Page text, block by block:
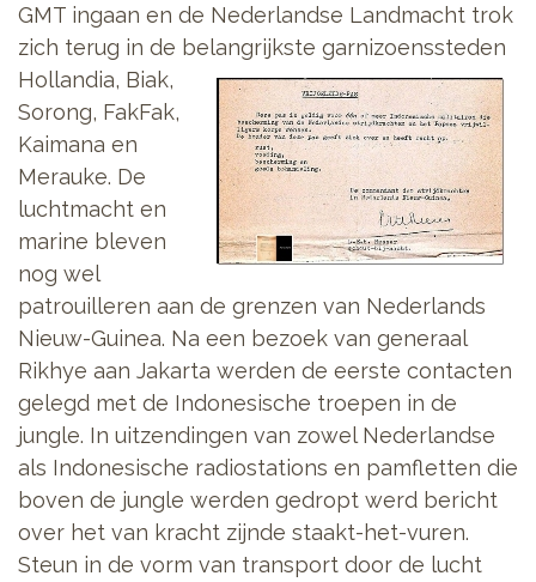
GMT ingaan en de Nederlandse Landmacht trok
zich terug in de belangrijkste garnizoenssteden
Hollandia, Biak,
Sorong, FakFak,
Kaimana en
Merauke. De
luchtmacht en
marine bleven
nog wel
patrouilleren aan de grenzen van Nederlands
Nieuw-Guinea. Na een bezoek van generaal
Rikhye aan Jakarta werden de eerste contacten
gelegd met de Indonesische troepen in de
jungle. In uitzendingen van zowel Nederlandse
als Indonesische radiostations en pamfletten die
boven de jungle werden gedropt werd bericht
over het van kracht zijnde staakt-het-vuren.
Steun in de vorm van transport door de lucht